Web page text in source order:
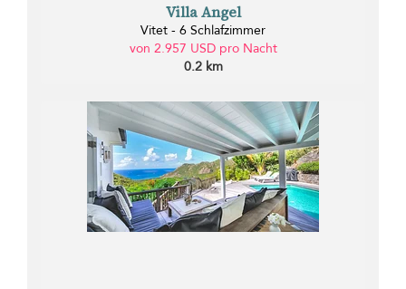
Villa Angel
Vitet - 6 Schlafzimmer
von 2.957 USD pro Nacht
0.2 km